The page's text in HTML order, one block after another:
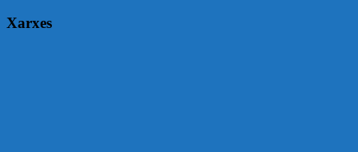
Xarxes